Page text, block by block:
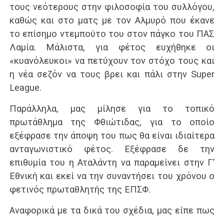
τους νεότερους στην φιλοσοφία του συλλόγου,
καθώς και στο ματς με τον Αλμυρό που έκανε
το επίσημο ντεμπούτο του στον πάγκο του ΠΑΣ
Λαμία. Μάλιστα, για φέτος ευχήθηκε οι
«κυανόλευκοι» να πετύχουν τον στόχο τους και
η νέα σεζόν να τους βρει και πάλι στην Super
League.
Παράλληλα, μας μίλησε για το τοπικό
πρωτάθλημα της Φθιώτιδας, για το οποίο
εξέφρασε την άποψη του πως θα είναι ιδιαίτερα
ανταγωνιστικό φέτος. Εξέφρασε δε την
επιθυμία του η Αταλάντη να παραμείνει στην Γ’
Εθνική και εκεί να την συναντήσει του χρόνου ο
φετινός πρωταθλητής της ΕΠΣΦ.
Αναφορικά με τα δικά του σχέδια, μας είπε πως